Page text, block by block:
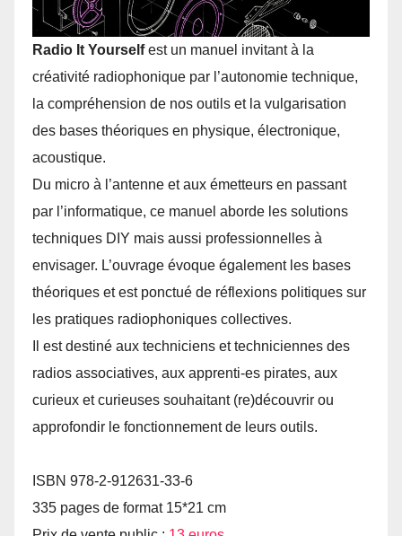
Radio It Yourselfest un manuel invitant à la
créativité radiophonique par l’autonomie technique,
la compréhension de nos outils et la vulgarisation
des bases théoriques en physique, électronique,
acoustique.
Du micro à l’antenne et aux émetteurs en passant
par l’informatique, ce manuel aborde les solutions
techniques DIY mais aussi professionnelles à
envisager. L’ouvrage évoque également les bases
théoriques et est ponctué de réflexions politiques sur
les pratiques radiophoniques collectives.
Il est destiné aux techniciens et techniciennes des
radios associatives, aux apprenti-es pirates, aux
curieux et curieuses souhaitant (re)découvrir ou
approfondir le fonctionnement de leurs outils.
ISBN 978-2-912631-33-6
335 pages de format 15*21 cm